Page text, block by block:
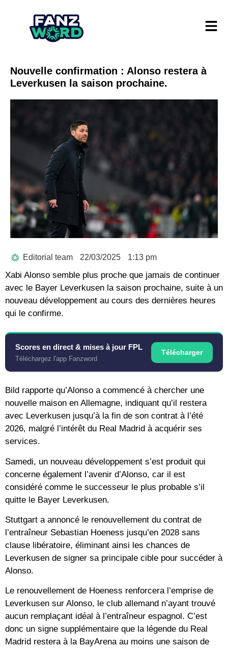
Nouvelle confirmation : Alonso restera à
Leverkusen la saison prochaine.
Editorial team 22/03/2025 1:13 pm
Xabi Alonso semble plus proche que jamais de continuer
avec le Bayer Leverkusen la saison prochaine, suite à un
nouveau développement au cours des dernières heures
qui le confirme.
Scores en direct & mises à jour FPL
Téléchargez l'app Fanzword
Télécharger
Bild rapporte qu’Alonso a commencé à chercher une
nouvelle maison en Allemagne, indiquant qu’il restera
avec Leverkusen jusqu’à la fin de son contrat à l’été
2026, malgré l’intérêt du Real Madrid à acquérir ses
services.
Samedi, un nouveau développement s’est produit qui
concerne également l’avenir d’Alonso, car il est
considéré comme le successeur le plus probable s’il
quitte le Bayer Leverkusen.
Stuttgart a annoncé le renouvellement du contrat de
l’entraîneur Sebastian Hoeness jusqu’en 2028 sans
clause libératoire, éliminant ainsi les chances de
Leverkusen de signer sa principale cible pour succéder à
Alonso.
Le renouvellement de Hoeness renforcera l’emprise de
Leverkusen sur Alonso, le club allemand n’ayant trouvé
aucun remplaçant idéal à l’entraîneur espagnol. C’est
donc un signe supplémentaire que la légende du Real
Madrid restera à la BayArena au moins une saison de